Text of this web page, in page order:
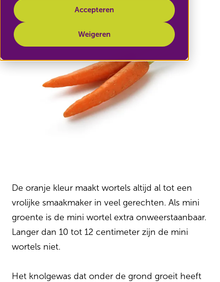
Accepteren
Weigeren
De oranje kleur maakt wortels altijd al tot een
vrolijke smaakmaker in veel gerechten. Als mini
groente is de mini wortel extra onweerstaanbaar.
Langer dan 10 tot 12 centimeter zijn de mini
wortels niet.
Het knolgewas dat onder de grond groeit heeft